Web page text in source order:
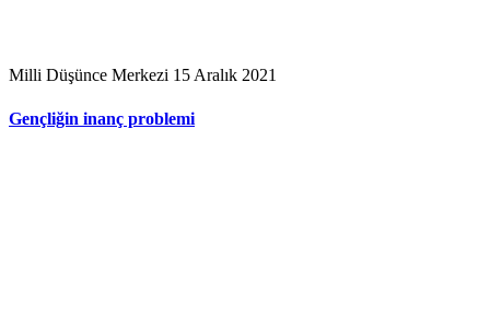
Milli Düşünce Merkezi 15 Aralık 2021
Gençliğin inanç problemi